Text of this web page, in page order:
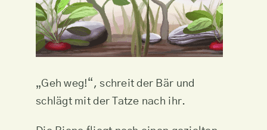
„Geh weg!“, schreit der Bär und
schlägt mit der Tatze nach ihr.